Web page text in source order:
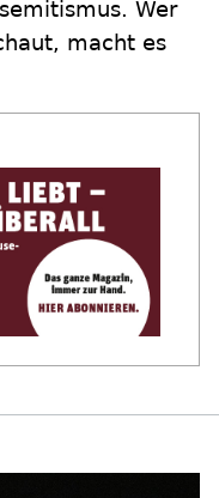
Wer
macht es